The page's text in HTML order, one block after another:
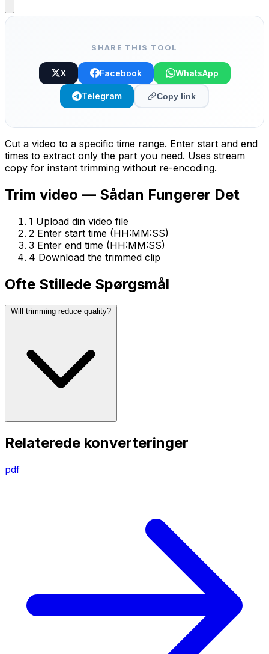
SHARE THIS TOOL
X Facebook WhatsApp
Telegram Copy link
Cut a video to a specific time range. Enter start and end
times to extract only the part you need. Uses stream
copy for instant trimming without re-encoding.
Trim video — Sådan Fungerer Det
1 Upload din video file
2 Enter start time (HH:MM:SS)
3 Enter end time (HH:MM:SS)
4 Download the trimmed clip
Ofte Stillede Spørgsmål
Will trimming reduce quality?
Relaterede konverteringer
pdf